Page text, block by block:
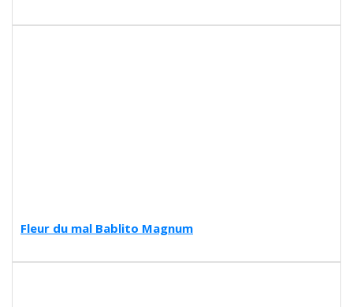
Fleur du mal Bablito Magnum